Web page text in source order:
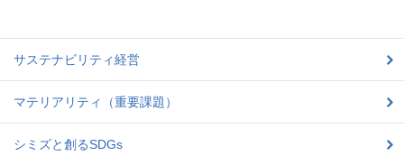
サステナビリティ経営
マテリアリティ（重要課題）
シミズと創るSDGs